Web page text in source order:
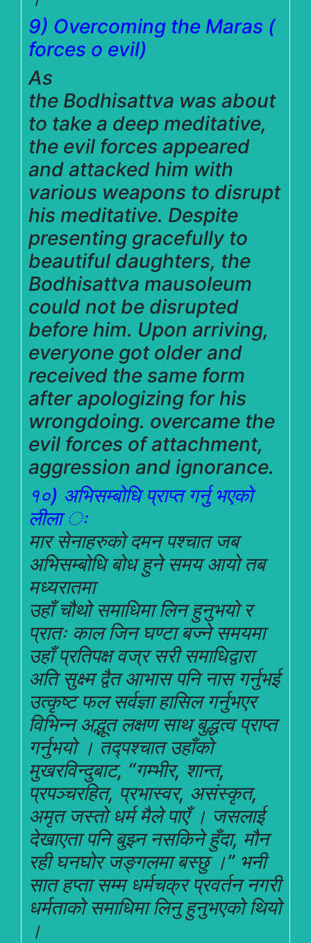
9) Overcoming the Maras (
forces o evil)
As
the Bodhisattva was about
to take a deep meditative,
the evil forces appeared
and attacked him with
various weapons to disrupt
his meditative. Despite
presenting gracefully to
beautiful daughters, the
Bodhisattva mausoleum
could not be disrupted
before him. Upon arriving,
everyone got older and
received the same form
after apologizing for his
wrongdoing. overcame the
evil forces of attachment,
aggression and ignorance.
१०) अभिसम्बोधि प्राप्त गर्नु भएको
लीला ः
मार सेनाहरुको दमन पश्चात जब
अभिसम्बोधि बोध हुनेसमय आयो तब
मध्यरातमा
उहाँ चौथो समाधिमा लिन हुनुभयो र
प्रातः काल जिन घण्टा बज्ने समयमा
उहाँ प्रतिपक्ष वज्र सरी समाधिद्वारा
अति सुक्ष्म द्वैत आभास पनि नास गर्नुभई
उत्कृष्ट फल सर्वज्ञा हासिल गर्नुभएर
विभिन्न अद्भूत लक्षण साथ बुद्धत्व प्राप्त
गर्नुभयो । तद्पश्चात उहाँको
मुखरविन्दुबाट, “गम्भीर, शान्त,
प्रपञ्चरहित, प्रभास्वर, असंस्कृत,
अमृत जस्तो धर्म मैले पाएँ । जसलाई
देखाएता पनि बुझ्न नसकिने हुँदा, मौन
रही घनघोर जङ्गलमा बस्छु ।” भनी
सात हप्ता सम्म धर्मचक्र प्रवर्तन नगरी
धर्मताको समाधिमा लिनु हुनुभएको थियो
।